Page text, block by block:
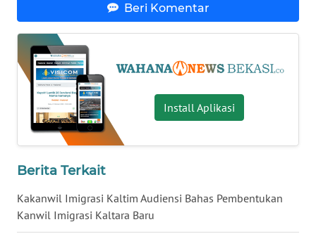
Beri Komentar
Install Aplikasi
Berita Terkait
Kakanwil Imigrasi Kaltim Audiensi Bahas Pembentukan
Kanwil Imigrasi Kaltara Baru
WN
SUMBAR
WN
SUMSEL
WN
BENGKULU
LAMPUNG
WN